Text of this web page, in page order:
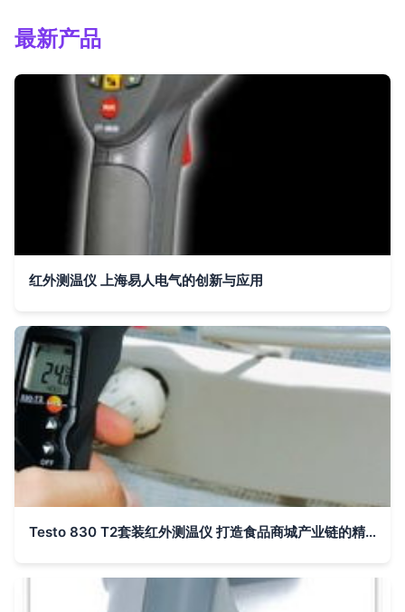
最新产品
红外测温仪 上海易人电气的创新与应用
Testo 830 T2套装红外测温仪 打造食品商城产业链的精准温度管控方案